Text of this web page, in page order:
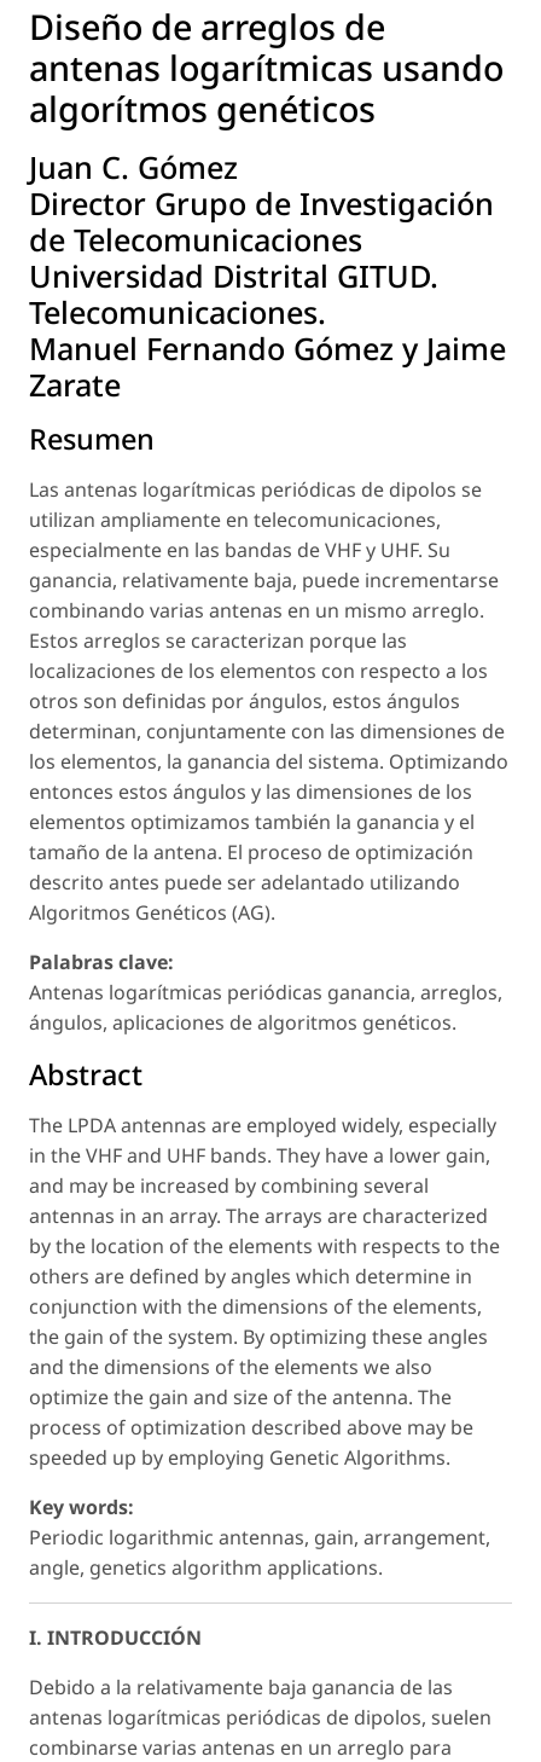
Diseño de arreglos de
antenas logarítmicas usando
algorítmos genéticos
Juan C. Gómez
Director Grupo de Investigación
de Telecomunicaciones
Universidad Distrital GITUD.
Telecomunicaciones.
Manuel Fernando Gómez y Jaime
Zarate
Resumen
Las antenas logarítmicas periódicas de dipolos se
utilizan ampliamente en telecomunicaciones,
especialmente en las bandas de VHF y UHF. Su
ganancia, relativamente baja, puede incrementarse
combinando varias antenas en un mismo arreglo.
Estos arreglos se caracterizan porque las
localizaciones de los elementos con respecto a los
otros son definidas por ángulos, estos ángulos
determinan, conjuntamente con las dimensiones de
los elementos, la ganancia del sistema. Optimizando
entonces estos ángulos y las dimensiones de los
elementos optimizamos también la ganancia y el
tamaño de la antena. El proceso de optimización
descrito antes puede ser adelantado utilizando
Algoritmos Genéticos (AG).
Palabras clave:
Antenas logarítmicas periódicas ganancia, arreglos,
ángulos, aplicaciones de algoritmos genéticos.
Abstract
The LPDA antennas are employed widely, especially
in the VHF and UHF bands. They have a lower gain,
and may be increased by combining several
antennas in an array. The arrays are characterized
by the location of the elements with respects to the
others are defined by angles which determine in
conjunction with the dimensions of the elements,
the gain of the system. By optimizing these angles
and the dimensions of the elements we also
optimize the gain and size of the antenna. The
process of optimization described above may be
speeded up by employing Genetic Algorithms.
Key words:
Periodic logarithmic antennas, gain, arrangement,
angle, genetics algorithm applications.
I. INTRODUCCIÓN
Debido a la relativamente baja ganancia de las
antenas logarítmicas periódicas de dipolos, suelen
combinarse varias antenas en un arreglo para